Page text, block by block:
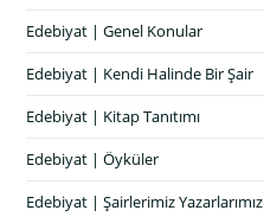
Edebiyat | Genel Konular
Edebiyat | Kendi Halinde Bir Şair
Edebiyat | Kitap Tanıtımı
Edebiyat | Öyküler
Edebiyat | Şairlerimiz Yazarlarımız